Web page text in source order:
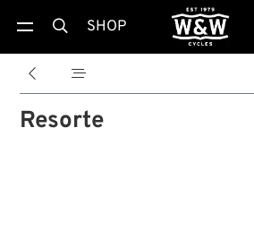
 SHOP
 
Resorte